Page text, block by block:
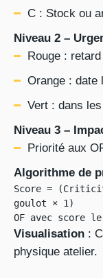
C : Stock ou
Niveau 2 –
Rouge :
Orange : date
Vert : dans
Niveau 3 –
Priorité aux
Algorithme de
Score =
goulot × 1)
OF avec score
Visualisation :
physique atelier.